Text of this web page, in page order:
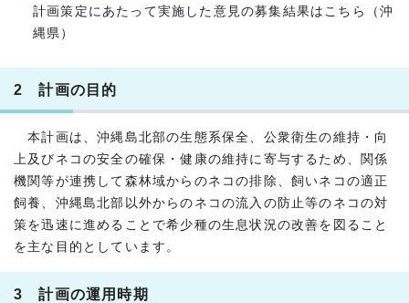
計画策定にあたって実施した意見の募集結果はこちら（沖
縄県）
2 計画の目的
本計画は、沖縄島北部の生態系保全、公衆衛生の維持・向
上及びネコの安全の確保・健康の維持に寄与するため、関係
機関等が連携して森林域からのネコの排除、飼いネコの適正
飼養、沖縄島北部以外からのネコの流入の防止等のネコの対
策を迅速に進めることで希少種の生息状況の改善を図ること
を主な目的としています。
3 計画の運用時期